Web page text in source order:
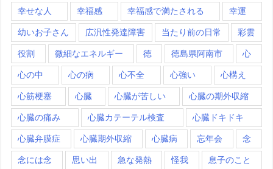
幸せな人 幸福感 幸福感で満たされる 幸運
幼いお子さん 広汎性発達障害 当たり前の日常 彩雲
役割 微細なエネルギー 徳 徳島県阿南市 心
心の中 心の病 心不全 心強い 心構え
心筋梗塞 心臓 心臓が苦しい 心臓の期外収縮
心臓の痛み 心臓カテーテル検査 心臓ドキドキ
心臓弁膜症 心臓期外収縮 心臓病 忘年会 念
念には念 思い出 急な発熱 怪我 息子のこと